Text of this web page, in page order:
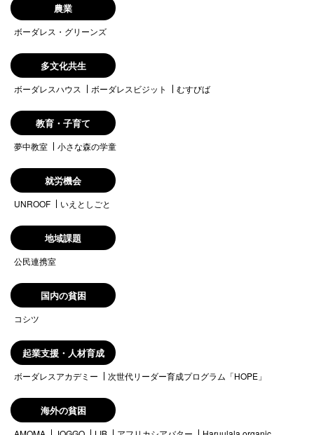
農業
ボーダレス・グリーンズ
多文化共生
ボーダレスハウス ボーダレスビジット むすびば
教育・子育て
夢中教室 小さな森の学童
就労機会
UNROOF いえとしごと
地域課題
公民連携室
国内の貧困
コシツ
起業支援・人材育成
ボーダレスアカデミー 次世代リーダー育成プログラム「HOPE」
海外の貧困